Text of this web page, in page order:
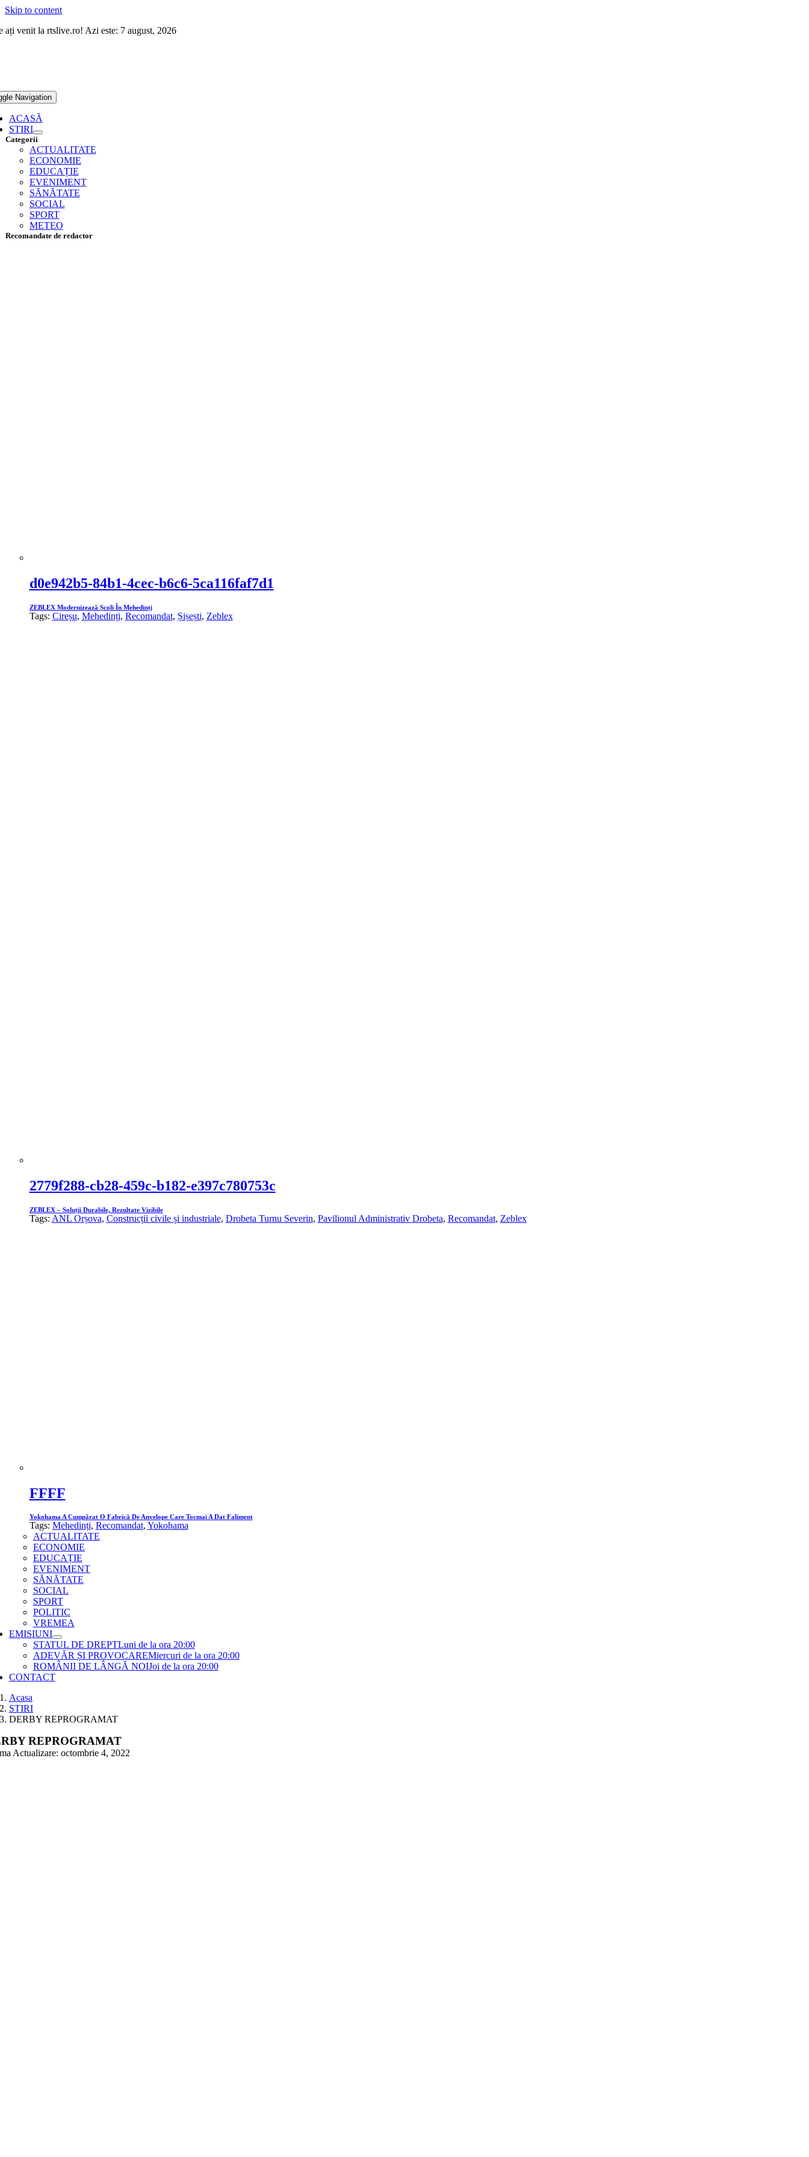
Skip to content
ați venit la rtslive.ro! Azi este: 7 august, 2026
Navigation
ACASĂ
STIRI
Categorii
ACTUALITATE
ECONOMIE
EDUCAȚIE
EVENIMENT
SĂNĂTATE
SOCIAL
SPORT
METEO
Recomandate de redactor
d0e942b5-84b1-4cec-b6c6-5ca116faf7d1
ZEBLEX Modernizează Școli În Mehedinți
Tags: Cireșu, Mehedinți, Recomandat, Șișești, Zeblex
2779f288-cb28-459c-b182-e397c780753c
ZEBLEX – Soluții Durabile, Rezultate Vizibile
Tags: ANL Orșova, Construcții civile și industriale, Drobeta Turnu Severin, Pavilionul Administrativ Drobeta, Recomandat, Zeblex
FFFF
Yokohama A Cumpărat O Fabrică De Anvelope Care Tocmai A Dat Faliment
Tags: Mehedinți, Recomandat, Yokohama
ACTUALITATE
ECONOMIE
EDUCAȚIE
EVENIMENT
SĂNĂTATE
SOCIAL
SPORT
POLITIC
VREMEA
EMISIUNI
STATUL DE DREPTLuni de la ora 20:00
ADEVĂR ȘI PROVOCAREMiercuri de la ora 20:00
ROMÂNII DE LÂNGĂ NOIJoi de la ora 20:00
CONTACT
Acasa
STIRI
DERBY REPROGRAMAT
REPROGRAMAT
Actualizare: octombrie 4, 2022